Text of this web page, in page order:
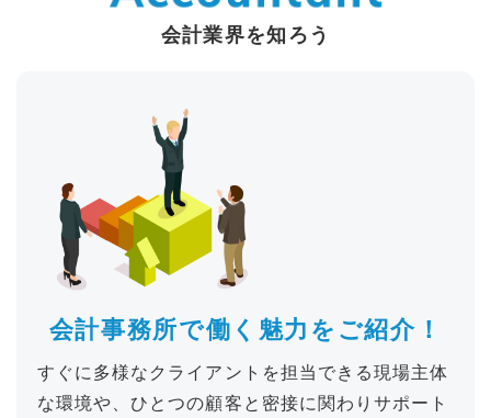
会計業界を知ろう
会計事務所で働く魅力を ご紹介！
すぐに多様なクライアントを担当できる現場主体
な環境や、ひとつの顧客と密接に関わりサポート